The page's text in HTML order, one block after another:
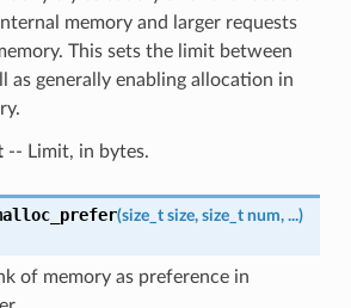
memory and larger requests
This sets the limit between
as generally enabling allocation in
-- Limit, in bytes.
(size_t size, size_t num, ...)
of memory as preference in